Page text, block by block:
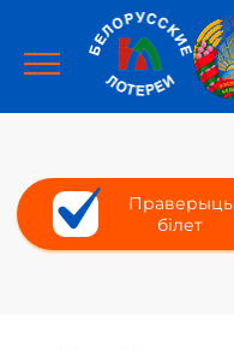
Праверыць
білет